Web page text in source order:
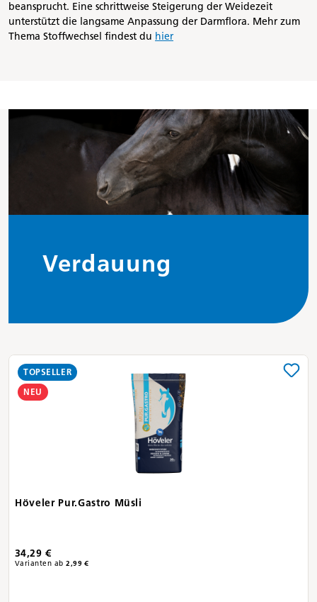
beansprucht. Eine schrittweise Steigerung der Weidezeit
unterstützt die langsame Anpassung der Darmflora. Mehr zum
Thema Stoffwechsel findest du hier
Verdauung
Produktgalerie überspringen
TOPSELLER
NEU
Höveler Pur.Gastro Müsli
34,29 €
Varianten ab 2,99 €